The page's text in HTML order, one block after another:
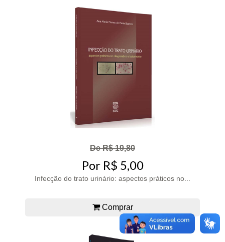
De R$ 19,80
Por R$ 5,00
Infecção do trato urinário: aspectos práticos no...
Comprar